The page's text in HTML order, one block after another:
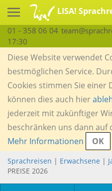
LISA!
01 - 358 06 04
17:30
Diese Website verwendet
bestmöglichen Service.
Cookies stimmen Sie einer
können dies auch hier
jederzeit mit zukünftiger
beschränken uns dann auf
Mehr Informationen
OK
Sprachreisen | Erwachsene |
PREISE 2026